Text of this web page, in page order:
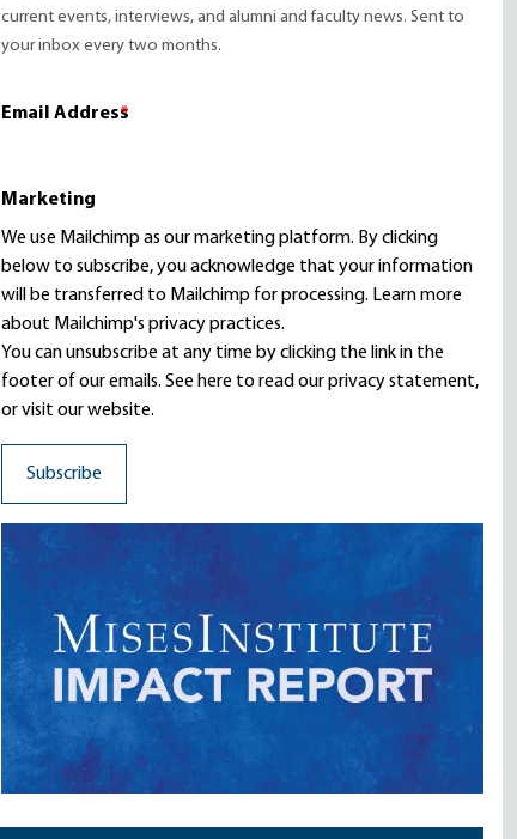
current events, interviews, and alumni and faculty news. Sent to
your inbox every two months.
Email Address
*
Marketing
We use Mailchimp as our marketing platform. By clicking
below to subscribe, you acknowledge that your information
will be transferred to Mailchimp for processing. Learn more
about Mailchimp's privacy practices.
You can unsubscribe at any time by clicking the link in the
footer of our emails. See here to read ourprivacy statement,
or visit our website.